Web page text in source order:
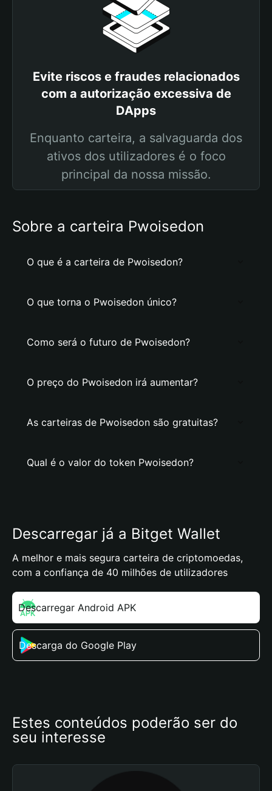
Evite riscos e fraudes relacionados
com a autorização excessiva de
DApps
Enquanto carteira, a salvaguarda dos
ativos dos utilizadores é o foco
principal da nossa missão.
Sobre a carteira Pwoisedon
O que é a carteira de Pwoisedon?
O que torna o Pwoisedon único?
Como será o futuro de Pwoisedon?
O preço do Pwoisedon irá aumentar?
As carteiras de Pwoisedon são gratuitas?
Qual é o valor do token Pwoisedon?
Descarregar já a Bitget Wallet
A melhor e mais segura carteira de criptomoedas,
com a confiança de 40 milhões de utilizadores
Descarregar Android APK
Descarga do Google Play
Estes conteúdos poderão ser do
seu interesse